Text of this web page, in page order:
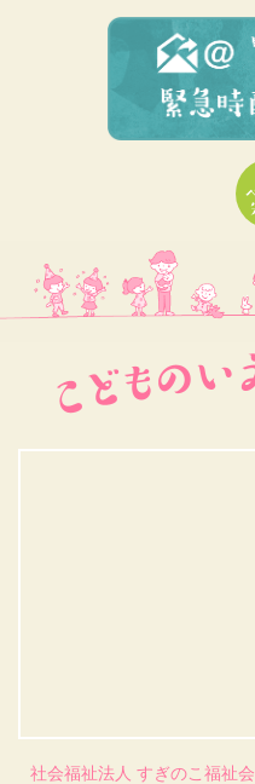
社会福祉法人 すぎのこ福祉会